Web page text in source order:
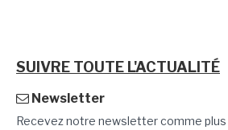
SUIVRE TOUTE L'ACTUALITÉ
Newsletter
Recevez notre newsletter comme